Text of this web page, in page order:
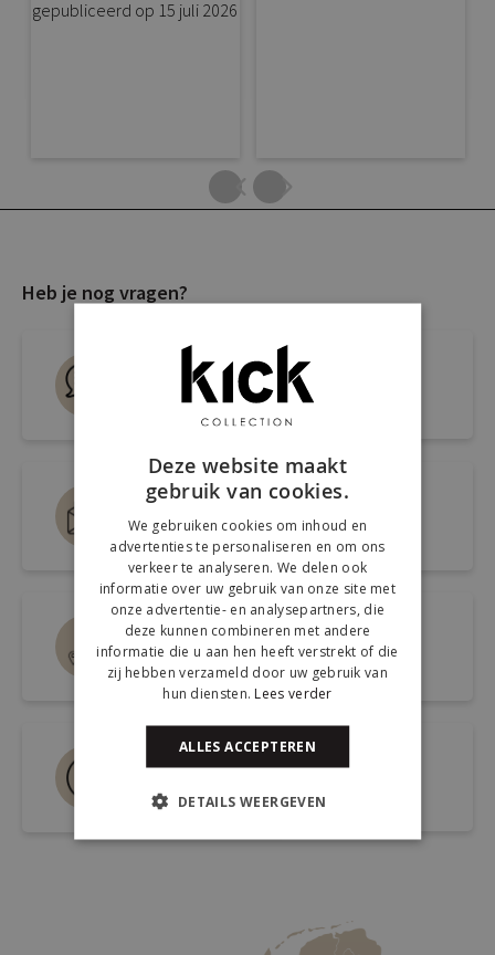
Heb je nog vragen?
Live chat
Snel antwoord op je vraag
Mail ons via
info@kickcollection.nl
Route naar de winkel
Open link naar Google Maps
Bel ons 0180-660999
Spreek een medewerker
Deze website maakt
gebruik van cookies.
We gebruiken cookies om inhoud en
advertenties te personaliseren en om ons
verkeer te analyseren. We delen ook
informatie over uw gebruik van onze site met
onze advertentie- en analysepartners, die
deze kunnen combineren met andere
informatie die u aan hen heeft verstrekt of die
zij hebben verzameld door uw gebruik van
hun diensten. Lees verder
ALLES ACCEPTEREN
DETAILS WEERGEVEN